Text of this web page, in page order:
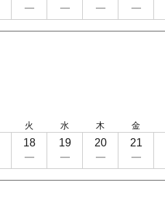
火
18
水
19
木
20
金
21